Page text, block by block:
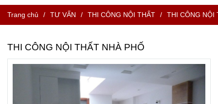
Trang chủ / TƯ VẤN / THI CÔNG NỘI THẤT / THI CÔNG NỘI
THI CÔNG NỘI THẤT NHÀ PHỐ